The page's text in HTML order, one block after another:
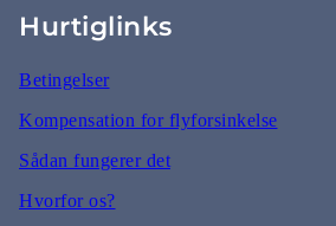
Hurtiglinks
Betingelser
Kompensation for flyforsinkelse
Sådan fungerer det
Hvorfor os?